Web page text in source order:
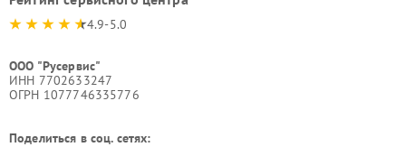
4.9-5.0
ООО "Русервис"
ИНН 7702633247
ОГРН 1077746335776
Поделиться в соц. сетях: